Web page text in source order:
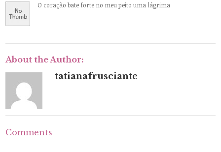
O coração bate forte no meu peito uma lágrima
About the Author:
tatianafrusciante
Comments